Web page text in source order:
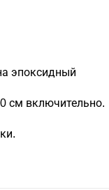
эпоксидный
см включительно.